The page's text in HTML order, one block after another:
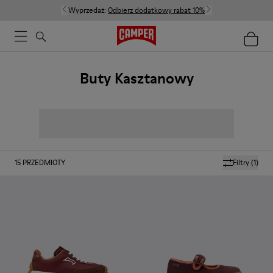
Wyprzedaż: Odbierz dodatkowy rabat 10%
Buty Kasztanowy
Filtry(1)
15 PRZEDMIOTY